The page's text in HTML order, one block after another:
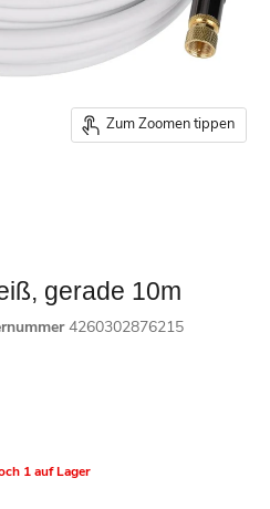
Zum Zoomen tippen
gerade 10m
4260302876215
1 auf Lager